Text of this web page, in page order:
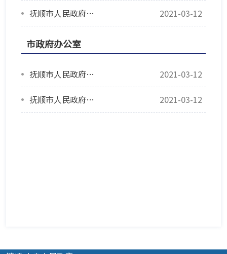
抚顺市人民政府关于进一步贯彻落实野生动物保护“一法一决定”实施意见 2021-03-12
市政府办公室
抚顺市人民政府办公室关于印发《抚顺市消防车通道管理规定》的通知 2021-03-12
抚顺市人民政府办公室关于2021年入伍大学毕业生退役后继续施行事业单位定向招聘政策的通知 2021-03-12